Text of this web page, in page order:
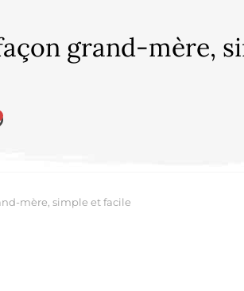
grand-mère,
mère, simple et facile